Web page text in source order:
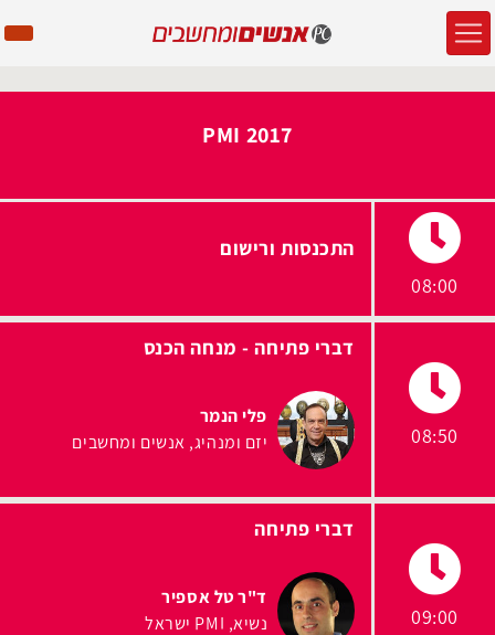
PMI 2017
08:00
התכנסות ורישום
08:50
דברי פתיחה - מנחה הכנס
פלי הנמר
יזם ומנהיג אנשים ומחשבים
09:00
דברי פתיחה
ד"ר טל אספיר
נשיא PMI ישראל